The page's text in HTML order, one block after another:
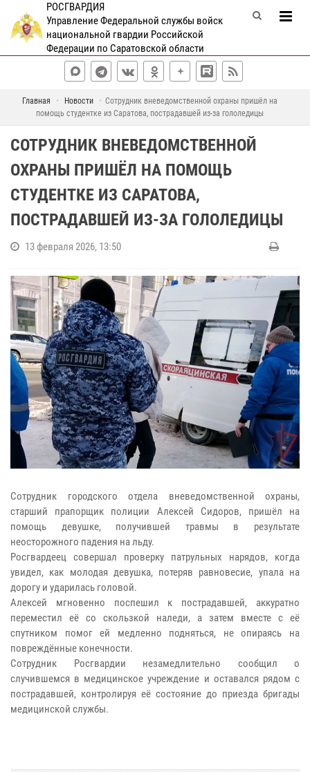
РОСГВАРДИЯ
Управление Федеральной службы войск
национальной гвардии Российской
Федерации по Саратовской области
Главная Новости
Сотрудник вневедомственной охраны пришёл на
помощь студентке из Саратова, пострадавшей из-за гололедицы
СОТРУДНИК ВНЕВЕДОМСТВЕННОЙ
ОХРАНЫ ПРИШЁЛ НА ПОМОЩЬ
СТУДЕНТКЕ ИЗ САРАТОВА,
ПОСТРАДАВШЕЙ ИЗ-ЗА ГОЛОЛЕДИЦЫ
13 февраля 2026, 13:50
Сотрудник городского отдела вневедомственной охраны,
старший прапорщик полиции Алексей Сидоров, пришёл на
помощь девушке, получившей травмы в результате
неосторожного падения на льду.
Росгвардеец совершал проверку патрульных нарядов, когда
увидел, как молодая девушка, потеряв равновесие, упала на
дорогу и ударилась головой.
Алексей мгновенно поспешил к пострадавшей, аккуратно
переместил её со скользкой наледи, а затем вместе с её
спутником помог ей медленно подняться, не опираясь на
повреждённые конечности.
Сотрудник Росгвардии незамедлительно сообщил о
случившемся в медицинское учреждение и оставался рядом с
пострадавшей, контролируя её состояние до приезда бригады
медицинской службы.